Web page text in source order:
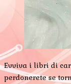
Evviva i libri di
perdonerete se